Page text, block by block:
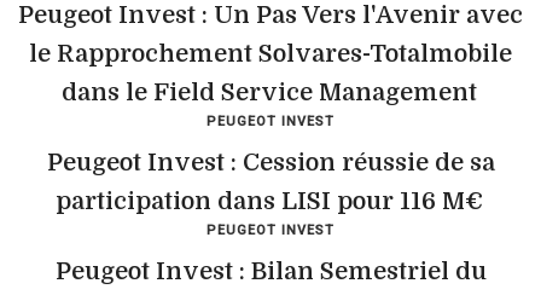
Peugeot Invest : Un Pas Vers l'Avenir avec
le Rapprochement Solvares-Totalmobile
dans le Field Service Management
PEUGEOT INVEST
Peugeot Invest : Cession réussie de sa
participation dans LISI pour 116 M€
PEUGEOT INVEST
Peugeot Invest : Bilan Semestriel du